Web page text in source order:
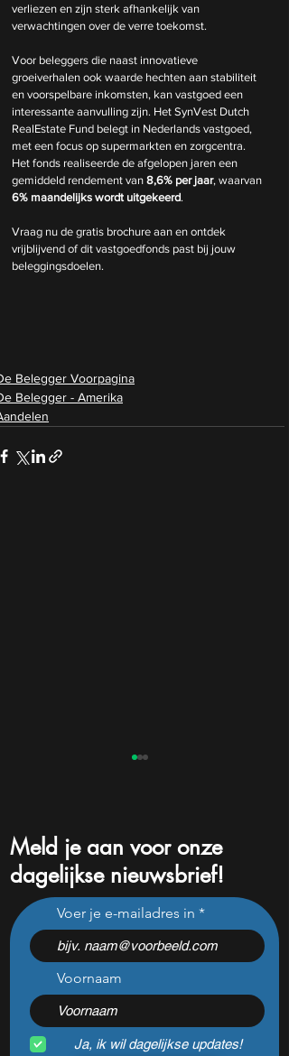
verliezen en zijn sterk afhankelijk van
verwachtingen over de verre toekomst.
Voor beleggers die naast innovatieve
groeiverhalen ook waarde hechten aan stabiliteit
en voorspelbare inkomsten, kan vastgoed een
interessante aanvulling zijn. Het SynVest Dutch
RealEstate Fund belegt in Nederlands vastgoed,
met een focus op supermarkten en zorgcentra.
Het fonds realiseerde de afgelopen jaren een
gemiddeld rendement van 8,6% per jaar, waarvan
6% maandelijks wordt uitgekeerd.
Vraag nu de gratis brochure aan en ontdek
vrijblijvend of dit vastgoedfonds past bij jouw
beleggingsdoelen.
Belegger Voorpagina
Belegger - Amerika
Deze Nederlandse favoriet
kan volgende week gaan
verrassen met de
kwartaalcijfers
Meld je aan voor onze
dagelijkse nieuwsbrief!
Voer je e-mailadres in
Voornaam
Ja, ik wil dagelijkse updates!